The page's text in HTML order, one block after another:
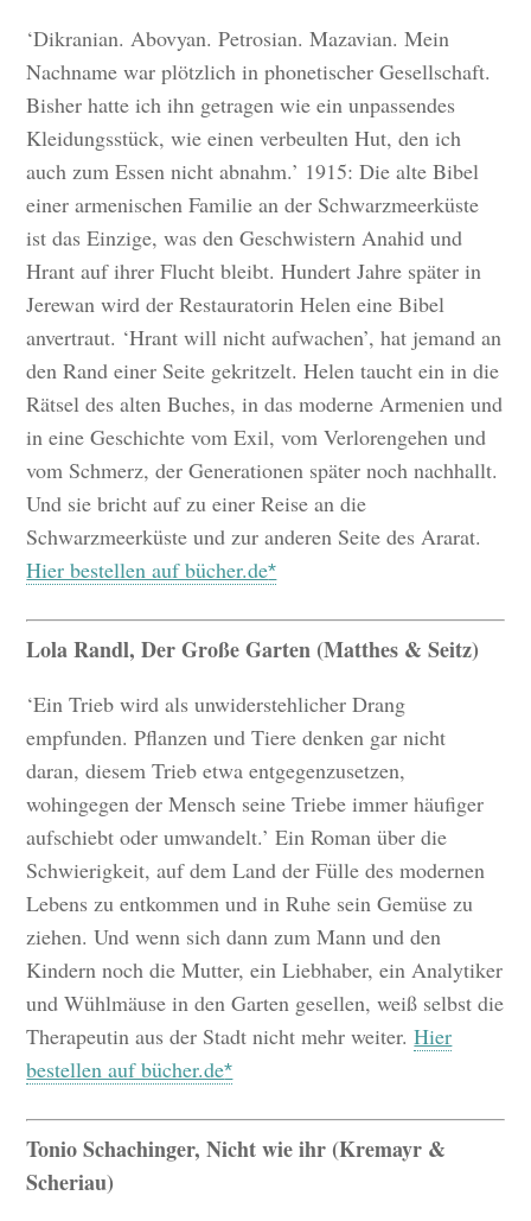
‘Dikranian. Abovyan. Petrosian. Mazavian. Mein
Nachname war plötzlich in phonetischer Gesellschaft.
Bisher hatte ich ihn getragen wie ein unpassendes
Kleidungsstück, wie einen verbeulten Hut, den ich
auch zum Essen nicht abnahm.’ 1915: Die alte Bibel
einer armenischen Familie an der Schwarzmeerküste
ist das Einzige, was den Geschwistern Anahid und
Hrant auf ihrer Flucht bleibt. Hundert Jahre später in
Jerewan wird der Restauratorin Helen eine Bibel
anvertraut. ‘Hrant will nicht aufwachen’, hat jemand an
den Rand einer Seite gekritzelt. Helen taucht ein in die
Rätsel des alten Buches, in das moderne Armenien und
in eine Geschichte vom Exil, vom Verlorengehen und
vom Schmerz, der Generationen später noch nachhallt.
Und sie bricht auf zu einer Reise an die
Schwarzmeerküste und zur anderen Seite des Ararat.
Hier bestellen auf bücher.de
Lola Randl, Der Große Garten (Matthes & Seitz)
‘Ein Trieb wird als unwiderstehlicher Drang
empfunden. Pflanzen und Tiere denken gar nicht
daran, diesem Trieb etwa entgegenzusetzen,
wohingegen der Mensch seine Triebe immer häufiger
aufschiebt oder umwandelt.’ Ein Roman über die
Schwierigkeit, auf dem Land der Fülle des modernen
Lebens zu entkommen und in Ruhe sein Gemüse zu
ziehen. Und wenn sich dann zum Mann und den
Kindern noch die Mutter, ein Liebhaber, ein Analytiker
und Wühlmäuse in den Garten gesellen, weiß selbst die
Therapeutin aus der Stadt nicht mehr weiter.Hier
bestellen auf bücher.de
Tonio Schachinger, Nicht wie ihr (Kremayr &
Scheriau)